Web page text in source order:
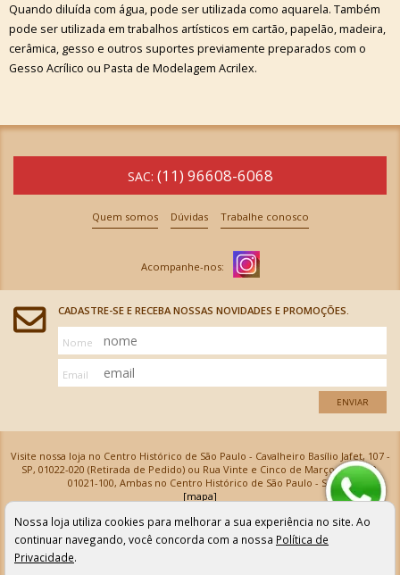
Quando diluída com água, pode ser utilizada como aquarela. Também
pode ser utilizada em trabalhos artísticos em cartão, papelão, madeira,
cerâmica, gesso e outros suportes previamente preparados com o
Gesso Acrílico ou Pasta de Modelagem Acrilex.
SAC: (11) 96608-6068
Quem somos Dúvidas Trabalhe conosco
CADASTRE-SE E RECEBA NOSSAS NOVIDADES E PROMOÇÕES.
Nome
Email
ENVIAR
Visite nossa loja no Centro Histórico de São Paulo - Cavalheiro Basílio Jafet, 107 -
SP, 01022-020 (Retirada de Pedido) ou Rua Vinte e Cinco de Março, 576 - SP,
01021-100, Ambas no Centro Histórico de São Paulo - SP
[mapa]
Armarinhos Santa Cecília Ltda | CNPJ: 61.069.639/0001-18
Os preços e as condições de pagamento apresentadas na loja virtual não valem para nossa loja física e
podem sofrer alterações sem aviso prévio. Vendas com cartão de crédito sujeitas a análise e
confirmação de dados.
Nossa loja utiliza cookies para melhorar a sua experiência no site. Ao
continuar navegando, você concorda com a nossa Política de
Privacidade.